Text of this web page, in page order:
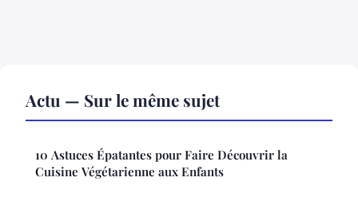
Actu — Sur le même sujet
10 Astuces Épatantes pour Faire Découvrir la
Cuisine Végétarienne aux Enfants